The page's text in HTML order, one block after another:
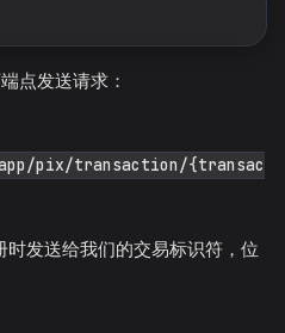
点发送请求：
pix/transaction/{transac
时发送给我们的交易标识符，位